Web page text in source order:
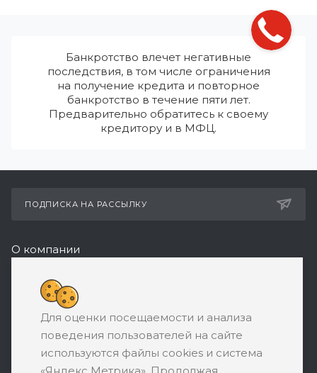
Банкротство влечет негативные
последствия, в том числе ограничения
на получение кредита и повторное
банкротство в течение пяти лет.
Предварительно обратитесь к своему
кредитору и в МФЦ.
ПОДПИСКА НА РАССЫЛКУ
О компании
Реквизиты
+7 (495) 532-05-11
ЗАКАЗАТЬ ЗВОНОК
support@ratingbankrotstva.ru
Для оценки посещаемости и анализа
поведения пользователей на сайте
используются файлы cookies и система